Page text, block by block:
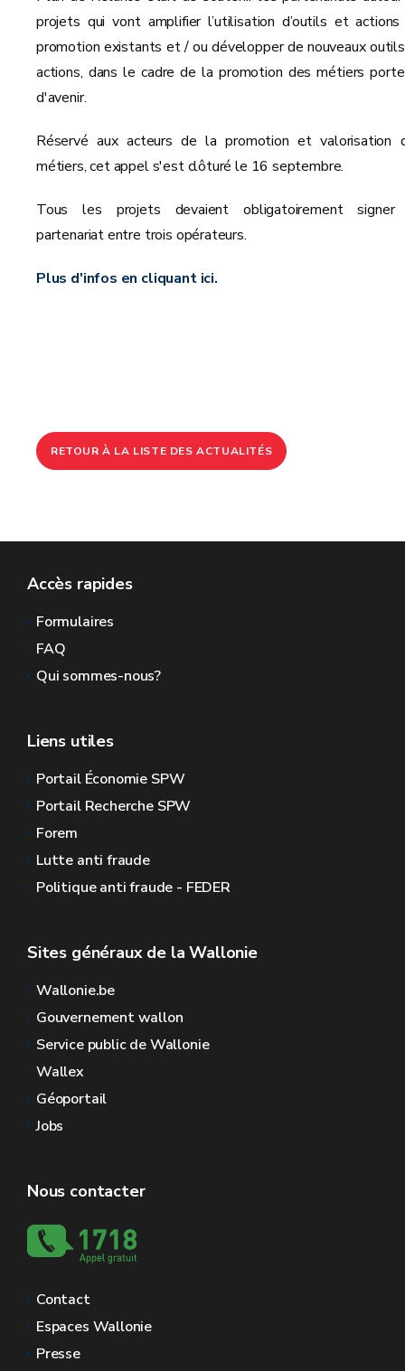
projets qui vont amplifier l’utilisation d’outils et
promotion existants et / ou développer de nouveaux
actions, dans le cadre de la promotion des métiers
d'avenir.
Réservé aux acteurs de la promotion et valorisation
métiers, cet appel s'est clôturé le 16 septembre.
Tous les projets devaient obligatoirement signer
partenariat entre trois opérateurs.
Plus d'infos en cliquant ici.
RETOUR À LA LISTE DES ACTUALITÉS
Accès rapides
Formulaires
FAQ
Qui sommes-nous?
Liens utiles
Portail Économie SPW
Portail Recherche SPW
Forem
Lutte anti fraude
Politique anti fraude - FEDER
Sites généraux de la Wallonie
Wallonie.be
Gouvernement wallon
Service public de Wallonie
Wallex
Géoportail
Jobs
Nous contacter
Contact
Espaces Wallonie
Presse